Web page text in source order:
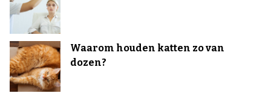
Waarom houden katten zo van
dozen?